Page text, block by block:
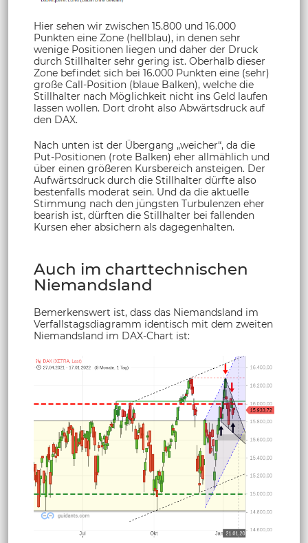
Hier sehen wir zwischen 15.800 und 16.000
Punkten eine Zone (hellblau), in denen sehr
wenige Positionen liegen und daher der Druck
durch Stillhalter sehr gering ist. Oberhalb dieser
Zone befindet sich bei 16.000 Punkten eine (sehr)
große Call-Position (blaue Balken), welche die
Stillhalter nach Möglichkeit nicht ins Geld laufen
lassen wollen. Dort droht also Abwärtsdruck auf
den DAX.
Nach unten ist der Übergang „weicher“, da die
Put-Positionen (rote Balken) eher allmählich und
über einen größeren Kursbereich ansteigen. Der
Aufwärtsdruck durch die Stillhalter dürfte also
bestenfalls moderat sein. Und da die aktuelle
Stimmung nach den jüngsten Turbulenzen eher
bearish ist, dürften die Stillhalter bei fallenden
Kursen eher absichern als dagegenhalten.
Auch im charttechnischen
Niemandsland
Bemerkenswert ist, dass das Niemandsland im
Verfallstagsdiagramm identisch mit dem zweiten
Niemandsland im DAX-Chart ist: